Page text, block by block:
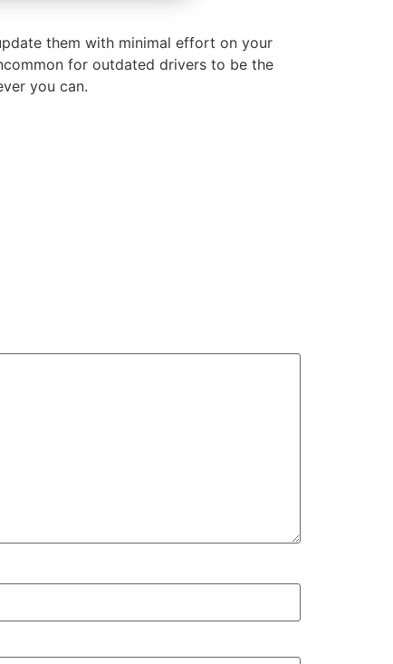
them with minimal effort on your
for outdated drivers to be the
you can.